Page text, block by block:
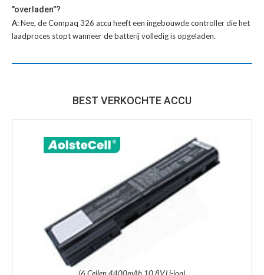
"overladen"?
A:Nee, de Compaq 326 accu heeft een ingebouwde controller die het
laadproces stopt wanneer de batterij volledig is opgeladen.
BEST VERKOCHTE ACCU